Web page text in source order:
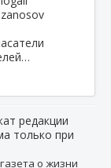
редакции
только при
о жизни